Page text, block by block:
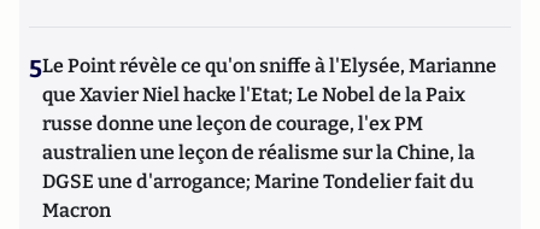
5Le Point révèle ce qu'on sniffe à l'Elysée, Marianne
que Xavier Niel hacke l'Etat; Le Nobel de la Paix
russe donne une leçon de courage, l'ex PM
australien une leçon de réalisme sur la Chine, la
DGSE une d'arrogance; Marine Tondelier fait du
Macron